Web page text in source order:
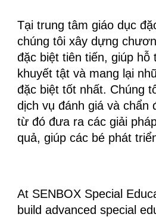
Tại trung tâm giáo dục
chúng tôi xây dựng
đặc biệt tiên tiến, giúp
khuyết tật và mang lại
đặc biệt tốt nhất. Chúng
dịch vụ đánh giá và chẩn
từ đó đưa ra các giải
quả, giúp các bé phát
At SENBOX Special
build advanced special